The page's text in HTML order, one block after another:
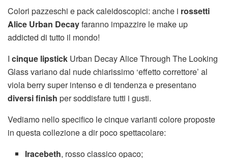
Colori pazzeschi e pack caleidoscopici: anche i rossetti
Alice Urban Decayfaranno impazzire le make up
addicted di tutto il mondo!
I cinque lipstick Urban Decay Alice Through The Looking
Glass variano dal nude chiarissimo ‘effetto correttore’ al
viola berry super intenso e di tendenza e presentano
diversi finish per soddisfare tutti i gusti.
Vediamo nello specifico le cinque varianti colore proposte
in questa collezione a dir poco spettacolare:
Iracebeth, rosso classico opaco;